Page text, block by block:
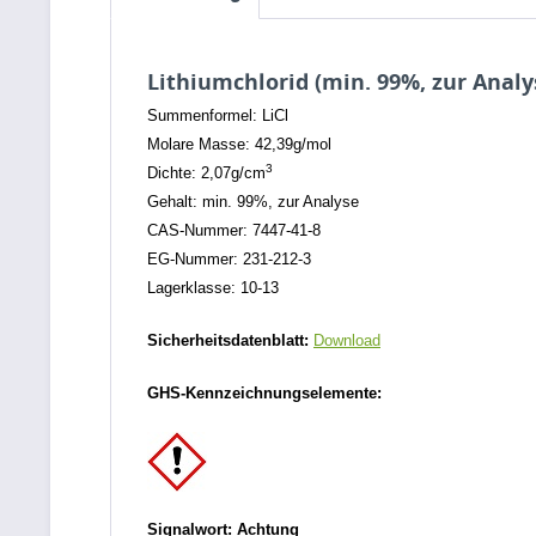
Lithiumchlorid (min. 99%, zur
Summenformel: LiCl
Molare Masse: 42,39g/mol
Dichte: 2,07g/cm3
Gehalt: min. 99%, zur Analyse
CAS-Nummer: 7447-41-8
EG-Nummer: 231-212-3
Lagerklasse: 10-13
Sicherheitsdatenblatt: Download
GHS-Kennzeichnungselemente:
Signalwort: Achtung